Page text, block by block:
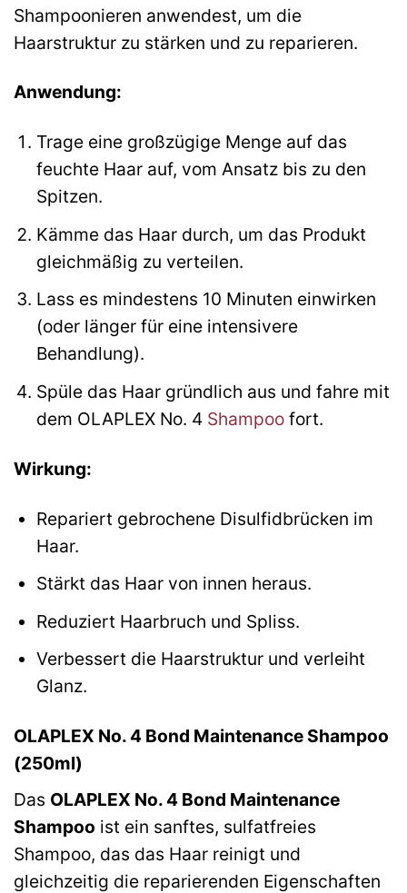
Shampoonieren anwendest, um die
Haarstruktur zu stärken und zu reparieren.
Anwendung:
Trage eine großzügige Menge auf das
feuchte Haar auf, vom Ansatz bis zu den
Spitzen.
Kämme das Haar durch, um das Produkt
gleichmäßig zu verteilen.
Lass es mindestens 10 Minuten einwirken
(oder länger für eine intensivere
Behandlung).
Spüle das Haar gründlich aus und fahre mit
dem OLAPLEX No. 4 Shampoofort.
Wirkung:
Repariert gebrochene Disulfidbrücken im
Haar.
Stärkt das Haar von innen heraus.
Reduziert Haarbruch und Spliss.
Verbessert die Haarstruktur und verleiht
Glanz.
OLAPLEX No. 4 Bond Maintenance Shampoo
(250ml)
Das OLAPLEX No. 4 Bond Maintenance
Shampoo ist ein sanftes, sulfatfreies
Shampoo, das das Haar reinigt und
gleichzeitig die reparierenden Eigenschaften